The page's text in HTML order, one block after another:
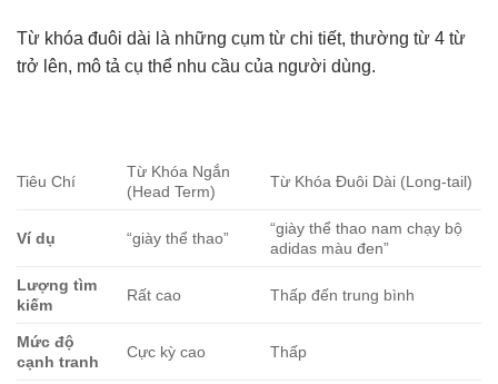
Từ khóa đuôi dài là những cụm từ chi tiết, thường từ 4 từ
trở lên, mô tả cụ thể nhu cầu của người dùng.
Tiêu Chí
Từ Khóa Ngắn
(Head Term)
Từ Khóa Đuôi Dài (Long-tail)
Ví dụ “giày thể thao”
“giày thể thao nam chạy bộ
adidas màu đen”
Lượng tìm
kiếm
Rất cao Thấp đến trung bình
Mức độ
cạnh tranh
Cực kỳ cao Thấp